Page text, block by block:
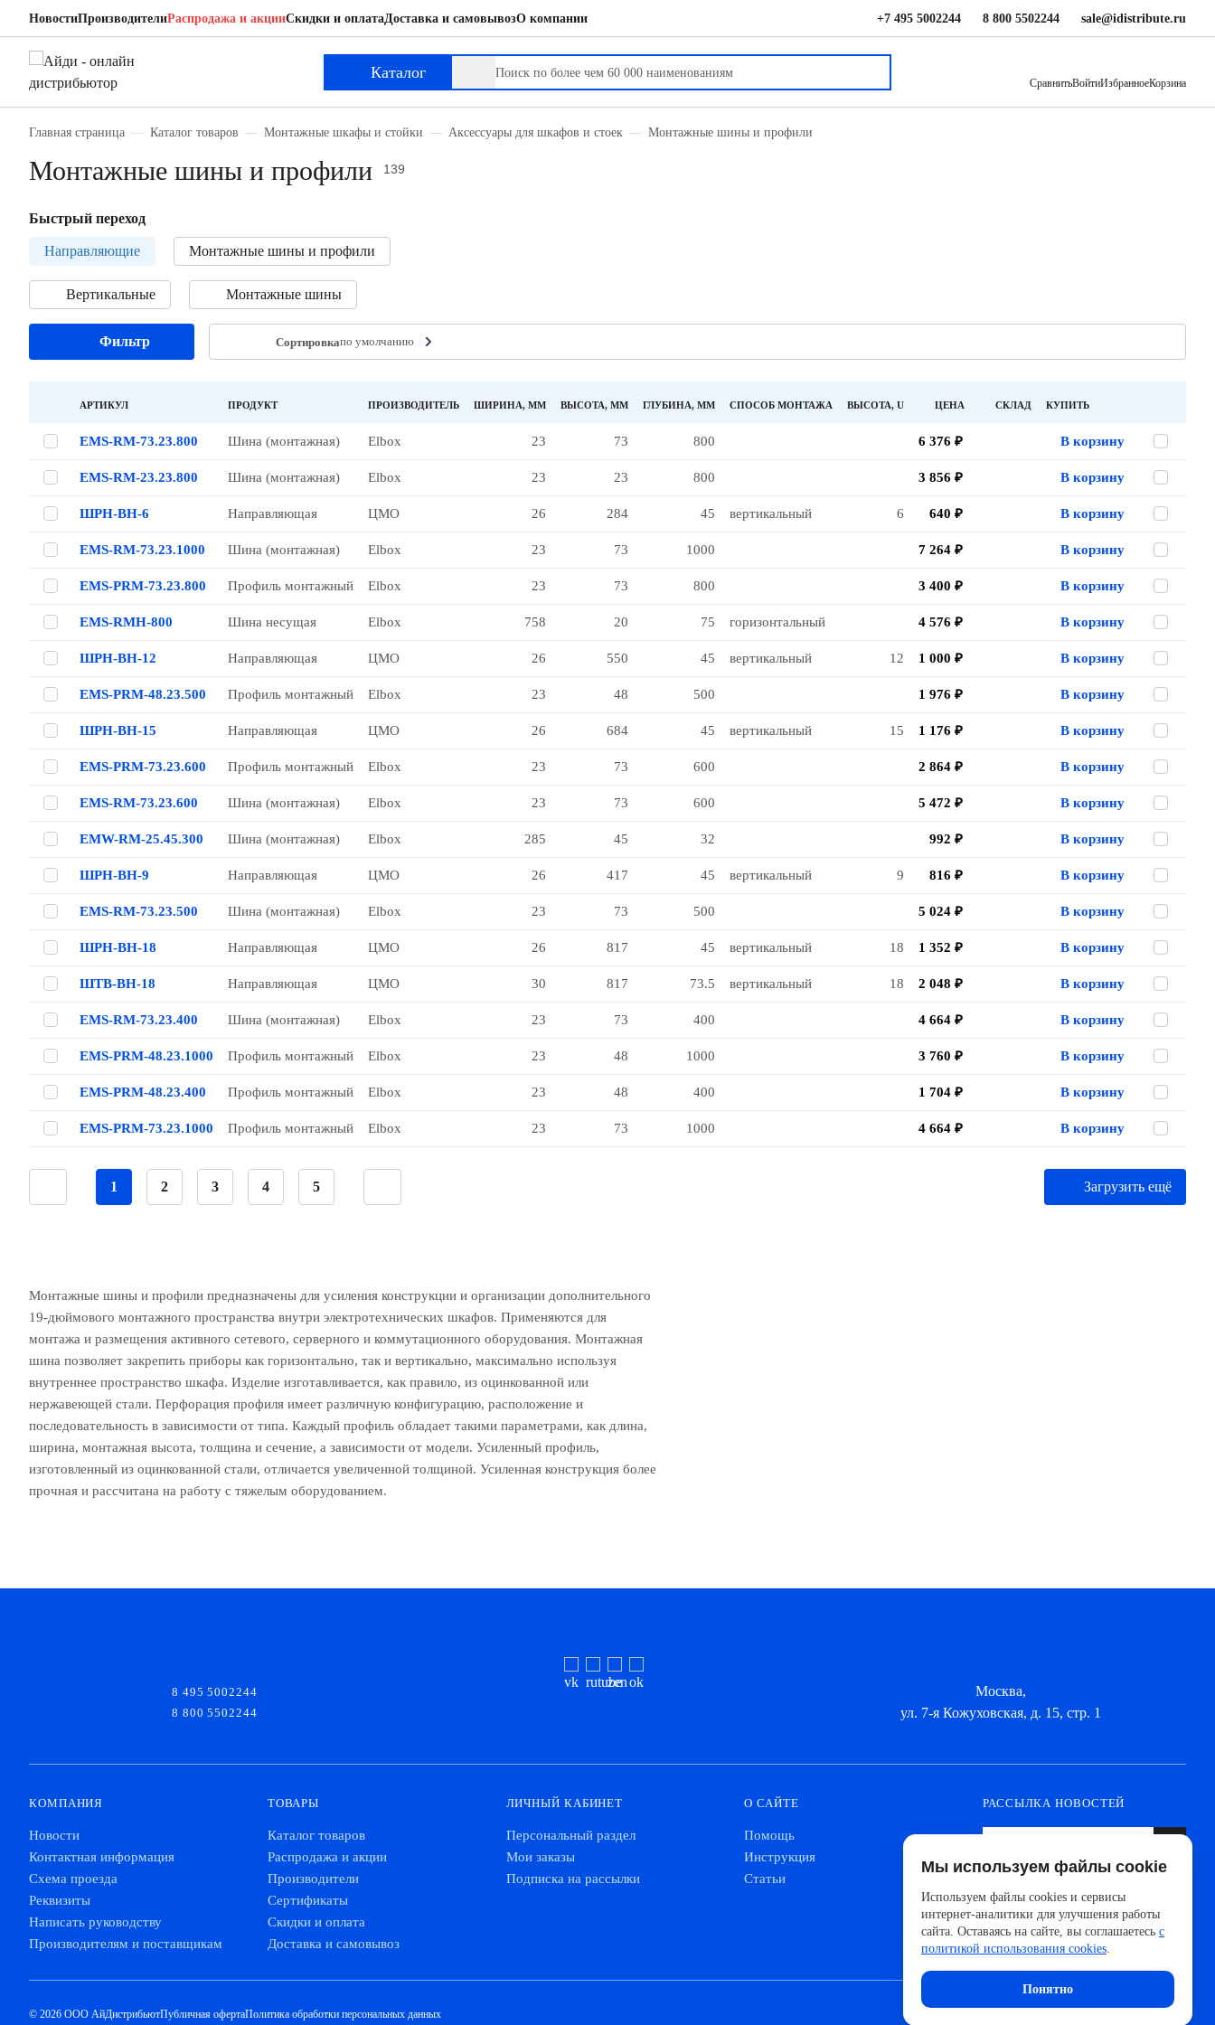
НовостиПроизводителиРаспродажа и акцииСкидки и оплатаДоставка и самовывозО компании +7 495 5002244 8 800 5502244 sale@idistribute.ru
Каталог
СравнитьВойтиИзбранноеКорзина
Главная страница Каталог товаров Монтажные шкафы и стойки Аксессуары для шкафов и стоек Монтажные шины и профили
Монтажные шины и профили 139
Быстрый переход
Направляющие Монтажные шины и профили
Вертикальные Монтажные шины
Фильтр Сортировкапо умолчанию
АРТИКУЛ ПРОДУКТ ПРОИЗВОДИТЕЛЬ ШИРИНА, ММ ВЫСОТА, ММ ГЛУБИНА, ММ СПОСОБ МОНТАЖА ВЫСОТА, U ЦЕНА СКЛАД КУПИТЬ
EMS-RM-73.23.800 Шина (монтажная) Elbox 23 73 800 6 376 ₽ В корзину
EMS-RM-23.23.800 Шина (монтажная) Elbox 23 23 800 3 856 ₽ В корзину
ШРН-ВН-6 Направляющая ЦМО 26 284 45 вертикальный 6 640 ₽ В корзину
EMS-RM-73.23.1000 Шина (монтажная) Elbox 23 73 1000 7 264 ₽ В корзину
EMS-PRM-73.23.800 Профиль монтажный Elbox 23 73 800 3 400 ₽ В корзину
EMS-RMH-800 Шина несущая Elbox 758 20 75 горизонтальный 4 576 ₽ В корзину
ШРН-ВН-12 Направляющая ЦМО 26 550 45 вертикальный 12 1 000 ₽ В корзину
EMS-PRM-48.23.500 Профиль монтажный Elbox 23 48 500 1 976 ₽ В корзину
ШРН-ВН-15 Направляющая ЦМО 26 684 45 вертикальный 15 1 176 ₽ В корзину
EMS-PRM-73.23.600 Профиль монтажный Elbox 23 73 600 2 864 ₽ В корзину
EMS-RM-73.23.600 Шина (монтажная) Elbox 23 73 600 5 472 ₽ В корзину
EMW-RM-25.45.300 Шина (монтажная) Elbox 285 45 32 992 ₽ В корзину
ШРН-ВН-9 Направляющая ЦМО 26 417 45 вертикальный 9 816 ₽ В корзину
EMS-RM-73.23.500 Шина (монтажная) Elbox 23 73 500 5 024 ₽ В корзину
ШРН-ВН-18 Направляющая ЦМО 26 817 45 вертикальный 18 1 352 ₽ В корзину
ШТВ-ВН-18 Направляющая ЦМО 30 817 73.5 вертикальный 18 2 048 ₽ В корзину
EMS-RM-73.23.400 Шина (монтажная) Elbox 23 73 400 4 664 ₽ В корзину
EMS-PRM-48.23.1000 Профиль монтажный Elbox 23 48 1000 3 760 ₽ В корзину
EMS-PRM-48.23.400 Профиль монтажный Elbox 23 48 400 1 704 ₽ В корзину
EMS-PRM-73.23.1000 Профиль монтажный Elbox 23 73 1000 4 664 ₽ В корзину
1 2 3 4 5 Загрузить ещё
Монтажные шины и профили предназначены для усиления конструкции и организации дополнительного
19-дюймового монтажного пространства внутри электротехнических шкафов. Применяются для
монтажа и размещения активного сетевого, серверного и коммутационного оборудования. Монтажная
шина позволяет закрепить приборы как горизонтально, так и вертикально, максимально используя
внутреннее пространство шкафа. Изделие изготавливается, как правило, из оцинкованной или
нержавеющей стали. Перфорация профиля имеет различную конфигурацию, расположение и
последовательность в зависимости от типа. Каждый профиль обладает такими параметрами, как длина,
ширина, монтажная высота, толщина и сечение, а зависимости от модели. Усиленный профиль,
изготовленный из оцинкованной стали, отличается увеличенной толщиной. Усиленная конструкция более
прочная и рассчитана на работу с тяжелым оборудованием.
8 495 5002244
8 800 5502244
Москва,
ул. 7-я Кожуховская, д. 15, стр. 1
КОМПАНИЯ
Новости
Контактная информация
Схема проезда
Реквизиты
Написать руководству
Производителям и поставщикам
ТОВАРЫ
Каталог товаров
Распродажа и акции
Производители
Сертификаты
Скидки и оплата
Доставка и самовывоз
ЛИЧНЫЙ КАБИНЕТ
Персональный раздел
Мои заказы
Подписка на рассылки
О САЙТЕ
Помощь
Инструкция
Статьи
РАССЫЛКА НОВОСТЕЙ
новинок от ведущих производителей и
новостей АйДистрибьют
© 2026 ООО АйДистрибьютПубличная офертаПолитика обработки персональных данных
Мы используем файлы cookie
Используем файлы cookies и сервисы
интернет-аналитики для улучшения работы
сайта. Оставаясь на сайте, вы соглашаетесь с
политикой использования cookies.
Понятно